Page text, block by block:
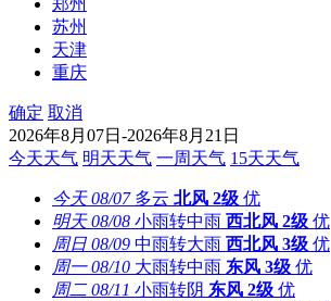
苏州
天津
重庆
确定 取消
2026年8月07日-2026年8月21日
今天天气 明天天气 一周天气 15天天气
今天 08/07 多云 北风 2级 优
明天 08/08 小雨转中雨 西北风 2级 优
周日 08/09 中雨转大雨 西北风 3级 优
周一 08/10 大雨转中雨 东风 3级 优
周二 08/11 小雨转阴 东风 2级 优